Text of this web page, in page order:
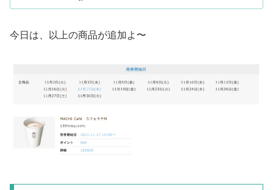
今日は、以上の商品が追加よ〜